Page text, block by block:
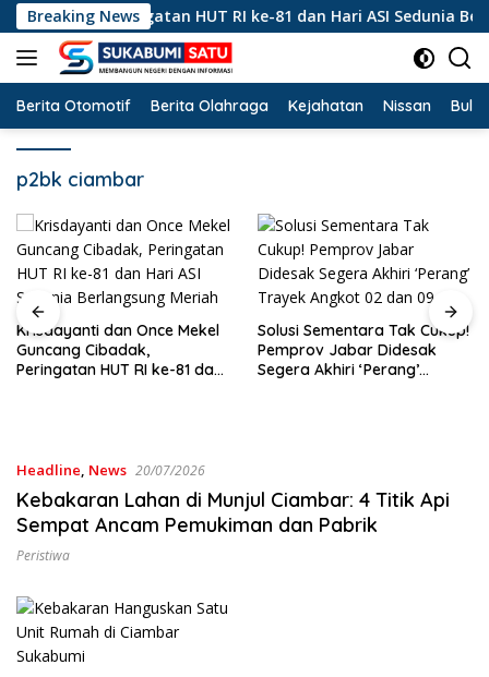
Langsung
ke
konten
Breaking News
Peringatan HUT RI ke-81 dan Hari ASI Sedunia
Berita Otomotif Berita Olahraga Kejahatan Nissan
p2bk ciambar
Solusi Sementara Tak Cukup!
Pemprov Jabar Didesak
Segera Akhiri ‘Perang’
Hanya Merekah Sanksi
Kertas? Di Balik
Headline, News 20/07/2026
Kebakaran Lahan di Munjul Ciambar: 4 Titik Api
Sempat Ancam Pemukiman dan Pabrik
Peristiwa